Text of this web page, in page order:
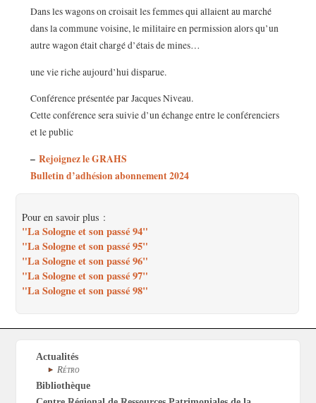
Dans les wagons on croisait les femmes qui allaient au marché
dans la commune voisine, le militaire en permission alors qu’un
autre wagon était chargé d’étais de mines…
une vie riche aujourd’hui disparue.
Conférence présentée par Jacques Niveau.
Cette conférence sera suivie d’un échange entre le conférenciers
et le public
– Rejoignez le GRAHS
Bulletin d’adhésion abonnement 2024
Pour en savoir plus :
"La Sologne et son passé 94"
"La Sologne et son passé 95"
"La Sologne et son passé 96"
"La Sologne et son passé 97"
"La Sologne et son passé 98"
Actualités
Rétro
Bibliothèque